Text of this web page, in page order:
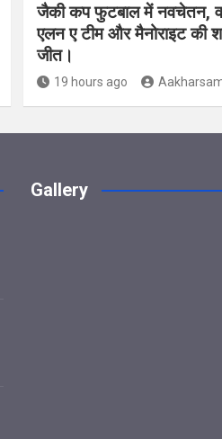
जैकी कप फुटबाल में नवचेतन,
एलन ए टीम और मैनोराइट की
जीत।
19 hours ago
Gallery